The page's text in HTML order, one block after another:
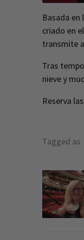
Basada
criado en
transmite
Tras
nieve y
Reserva
Tagged as